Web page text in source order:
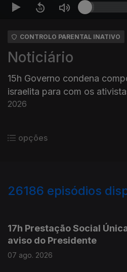
CONTROLO PARENTAL INATIVO
Noticiário
15h Governo condena
israelita para com os
2026
opções
26186 episódios
17h Prestação Social
aviso do Presidente
07 ago. 2026